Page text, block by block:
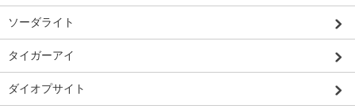
ソーダライト
タイガーアイ
ダイオプサイト